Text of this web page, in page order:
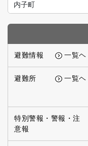
内子町
避難情報 一覧ヘ
避難所 一覧ヘ
特別警報・警報・注
意報